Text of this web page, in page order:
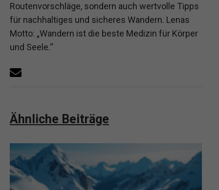
Routenvorschläge, sondern auch wertvolle Tipps
für nachhaltiges und sicheres Wandern. Lenas
Motto: „Wandern ist die beste Medizin für Körper
und Seele.“
Ähnliche Beiträge